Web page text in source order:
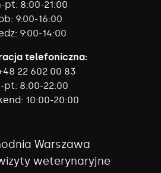
pt: 8:00-21:00
9:00-16:00
9:00-14:00
telefoniczna:
22 602 00 83
pt: 8:00-22:00
10:00-20:00
Warszawa
weterynaryjne